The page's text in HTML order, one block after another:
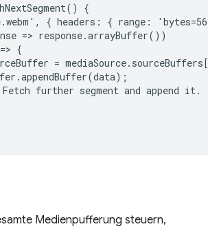
{
{ headers: { range:
=> response.arrayBuffer())
{
=
further segment and append it.
Medienpufferung steuern,